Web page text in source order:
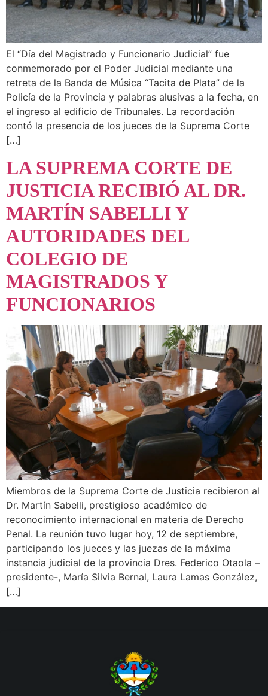
El “Día del Magistrado y Funcionario Judicial” fue
conmemorado por el Poder Judicial mediante una
retreta de la Banda de Música “Tacita de Plata” de la
Policía de la Provincia y palabras alusivas a la fecha, en
el ingreso al edificio de Tribunales. La recordación
contó la presencia de los jueces de la Suprema Corte
[…]
LA SUPREMA CORTE DE
JUSTICIA RECIBIÓ AL DR.
MARTÍN SABELLI Y
AUTORIDADES DEL
COLEGIO DE
MAGISTRADOS Y
FUNCIONARIOS
Miembros de la Suprema Corte de Justicia recibieron al
Dr. Martín Sabelli, prestigioso académico de
reconocimiento internacional en materia de Derecho
Penal. La reunión tuvo lugar hoy, 12 de septiembre,
participando los jueces y las juezas de la máxima
instancia judicial de la provincia Dres. Federico Otaola –
presidente-, María Silvia Bernal, Laura Lamas González,
[…]